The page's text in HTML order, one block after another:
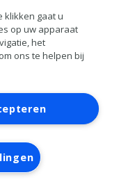
Nipparts nu ook heel
bijvoorbeeld met
staat er een auto op de
nog niet voor
attent maken, zodat
kan opstarten.
by mechanics’.
Inloggen
Algemene
voorwaarden
klikken gaat u
op uw apparaat
het
ons te helpen bij